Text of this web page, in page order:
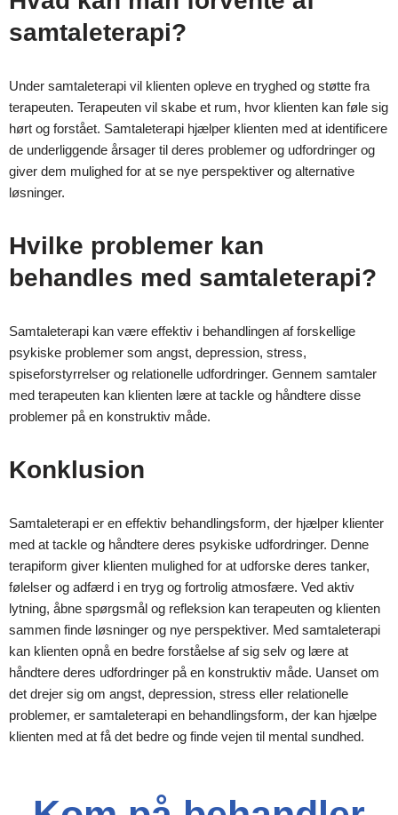
samtaleterapi?
Under samtaleterapi vil klienten opleve en tryghed og støtte fra
terapeuten. Terapeuten vil skabe et rum, hvor klienten kan føle sig
hørt og forstået. Samtaleterapi hjælper klienten med at identificere
de underliggende årsager til deres problemer og udfordringer og
giver dem mulighed for at se nye perspektiver og alternative
løsninger.
Hvilke problemer kan
behandles med samtaleterapi?
Samtaleterapi kan være effektiv i behandlingen af forskellige
psykiske problemer som angst, depression, stress,
spiseforstyrrelser og relationelle udfordringer. Gennem samtaler
med terapeuten kan klienten lære at tackle og håndtere disse
problemer på en konstruktiv måde.
Konklusion
Samtaleterapi er en effektiv behandlingsform, der hjælper klienter
med at tackle og håndtere deres psykiske udfordringer. Denne
terapiform giver klienten mulighed for at udforske deres tanker,
følelser og adfærd i en tryg og fortrolig atmosfære. Ved aktiv
lytning, åbne spørgsmål og refleksion kan terapeuten og klienten
sammen finde løsninger og nye perspektiver. Med samtaleterapi
kan klienten opnå en bedre forståelse af sig selv og lære at
håndtere deres udfordringer på en konstruktiv måde. Uanset om
det drejer sig om angst, depression, stress eller relationelle
problemer, er samtaleterapi en behandlingsform, der kan hjælpe
klienten med at få det bedre og finde vejen til mental sundhed.